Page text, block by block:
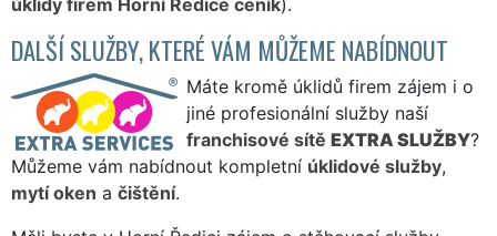
DALŠÍ SLUŽBY, KTERÉ VÁM MŮŽEME NABÍDNOUT
Máte kromě úklidů firem zájem i o
jiné profesionální služby naší
franchisové sítě EXTRA SLUŽBY?
Můžeme vám nabídnout kompletní úklidové služby,
mytí oken a čištění.